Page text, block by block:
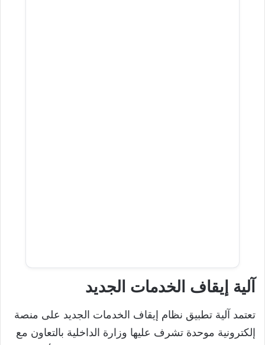
آلية إيقاف الخدمات الجديد
تعتمد آلية تطبيق نظام إيقاف الخدمات الجديد على منصة
إلكترونية موحدة تشرف عليها وزارة الداخلية بالتعاون مع